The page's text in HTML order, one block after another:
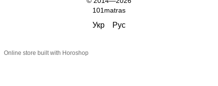
101matras
Укр Рус
Online store built with Horoshop